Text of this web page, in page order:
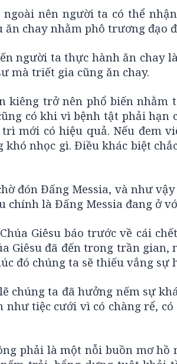
nên người ta có thể
ăn chay nhằm phô trương đạo
người ta thực hành ăn chay
mà triết gia cũng ăn chay.
kiêng trở nên phổ biến nhằm
có khi vì bệnh tật phải hạn
mới có hiệu quả. Nếu đem
khó nhọc gì. Điều khác biệt
đón Đấng Messia, và như
chính là Đấng Messia đang ở
Giêsu báo trước về cái
Giêsu đã đến trong trần
đó chúng ta sẽ thiếu vắng sự
chúng ta đã hưởng nếm sự
như tiệc cưới vì có chàng rể,
phải là một nỗi buồn mơ